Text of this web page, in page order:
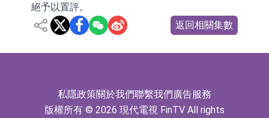
絕予以置評。
返回相關集數
私隱政策關於我們聯繫我們廣告服務
版權所有 © 2026 現代電視 FinTV All rights